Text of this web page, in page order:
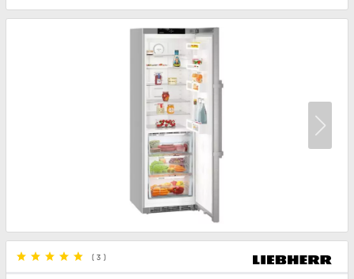
( 3 )